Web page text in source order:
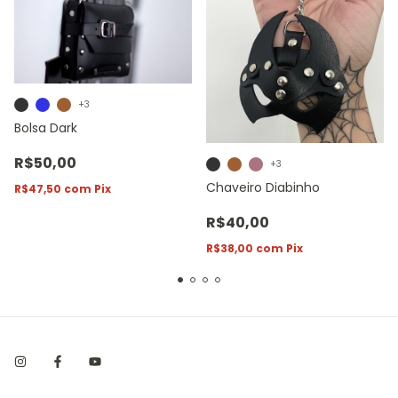
Bolsa Dark
R$50,00
R$47,50 com Pix
+3
Chaveiro Diabinho
R$40,00
R$38,00 com Pix
+3